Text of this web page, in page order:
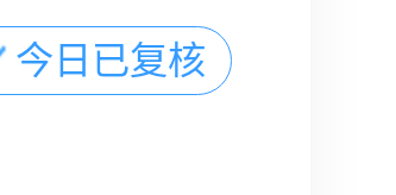
今日已复核